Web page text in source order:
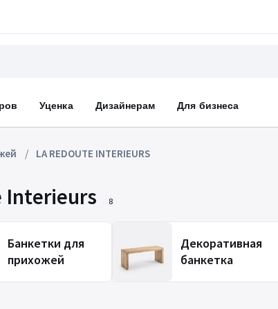
Уценка Дизайнерам Для бизнеса
LA REDOUTE INTERIEURS
Interieurs 8
Банкетки для
прихожей
Декоративная
банкетка